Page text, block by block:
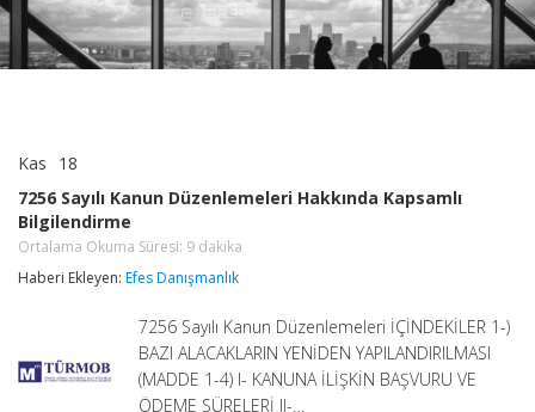
Kas 18
Kanun
Düzenlemeleri
Hakkında
Bilgilendirme
Okuma
Süresi:
dakika
için
7256 Sayılı Kanun Düzenlemeleri Hakkında Kapsamlı
Bilgilendirme
Ortalama Okuma Süresi: 9 dakika
Haberi Ekleyen: Efes Danışmanlık
7256 Sayılı Kanun Düzenlemeleri İÇİNDEKİLER 1-)
BAZI ALACAKLARIN YENİDEN YAPILANDIRILMASI
(MADDE 1-4) I- KANUNA İLİŞKİN BAŞVURU VE
ÖDEME SÜRELERİ II-…